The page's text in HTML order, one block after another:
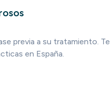
previa a su tratamiento. Te
en España.